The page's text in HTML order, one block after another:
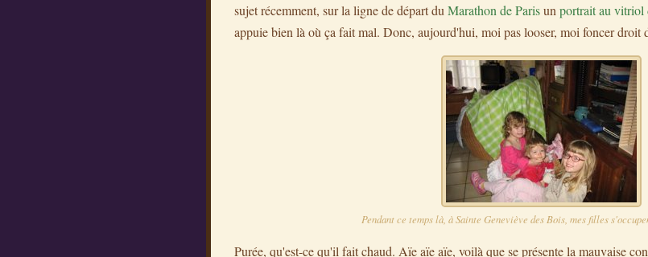
sujet récemment, sur la ligne de départ du Marathon de Parisun portrait au vitriol
appuie bien là où ça fait mal. Donc, aujourd'hui, moi pas looser, moi foncer droit
Pendant ce temps là, à Sainte Geneviève des Bois, mes filles
Purée, qu'est-ce qu'il fait chaud. Aïe aïe aïe, voilà que se présente la mauvaise